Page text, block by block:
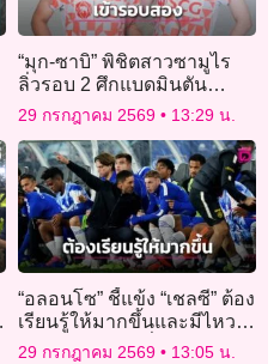
“มุก-ซาบิ” พิชิตสาวซามูไร
ลิ่วรอบ 2 ศึกแบดมินตัน
“ไทเป โอเพ่น 2026”
29 กรกฎาคม 2569 13:29 น.
“อลอนโซ” ชี้แข้ง “เชลซี” ต้อง
เรียนรู้ให้มากขึ้นและมีไหว
พริบในการเล่นที่ถูกต้อง
29 กรกฎาคม 2569 13:05 น.